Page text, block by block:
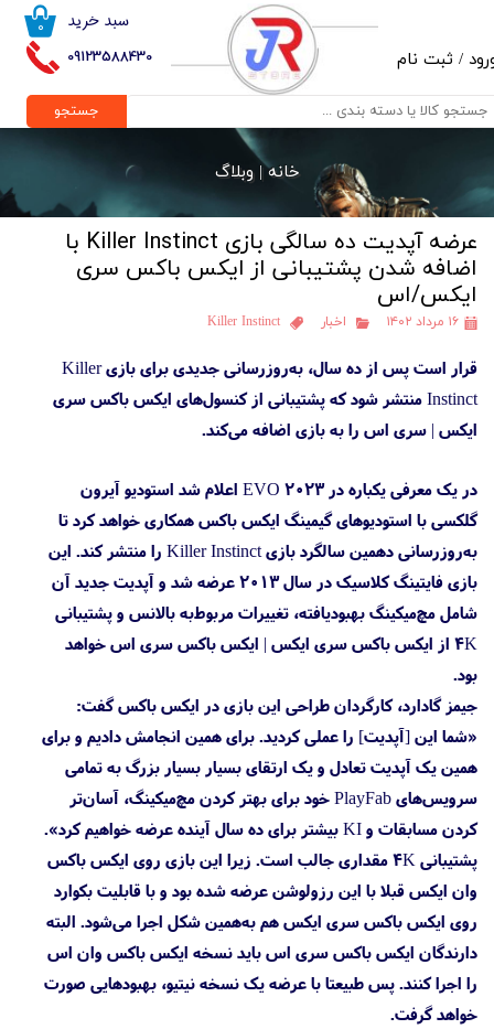
09123588430
۰ سبد خرید
/ ثبت نام
حساب کاربری من
تغییر گذر واژه
خروج از حساب کاربری
جستجو
خانه |وبلاگ
عرضه آپدیت ده سالگی بازی Killer Instinct با
اضافه شدن پشتیبانی از ایکس باکس سری
ایکس/اس
۱۶ مرداد ۱۴۰۲ اخبار Killer Instinct
قرار است پس از ده سال، به‌روزرسانی جدیدی برای بازی Killer
Instinct منتشر شود که پشتیبانی از کنسول‌های ایکس باکس سری
ایکس | سری اس را به بازی اضافه می‌کند.
در یک معرفی یکباره در EVO 2023 اعلام شد استودیو آیرون
گلکسی با استودیوهای گیمینگ ایکس باکس همکاری خواهد کرد تا
به‌روزرسانی دهمین سالگرد بازی Killer Instinct را منتشر کند. این
بازی فایتینگ کلاسیک در سال ۲۰۱۳ عرضه شد و آپدیت جدید آن
شامل مچ‌میکینگ بهبودیافته، تغییرات مربوط‌به بالانس و پشتیبانی
4K از ایکس باکس سری ایکس | ایکس باکس سری اس خواهد
بود.
جیمز گادارد، کارگردان طراحی این بازی در ایکس باکس گفت:
«شما این [آپدیت] را عملی کردید. برای همین انجامش دادیم و برای
همین یک آپدیت تعادل و یک ارتقای بسیار بسیار بزرگ به تمامی
سرویس‌های PlayFab خود برای بهتر کردن مچ‌میکینگ، آسان‌تر
کردن مسابقات و KI بیشتر برای ده سال آینده عرضه خواهیم کرد».
پشتیبانی 4K مقداری جالب است. زیرا این بازی روی ایکس باکس
وان ایکس قبلا با این رزولوشن عرضه شده بود و با قابلیت بکوارد
روی ایکس باکس سری ایکس هم به‌همین شکل اجرا می‌شود. البته
دارندگان ایکس باکس سری اس باید نسخه ایکس باکس وان اس
را اجرا کنند. پس طبیعتا با عرضه یک نسخه نیتیو، بهبودهایی صورت
خواهد گرفت.